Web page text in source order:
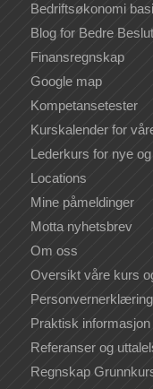
Bedriftsøkonomi
Blog for Bedre
Finansregnskap
Google map
Kompetansetester
Kurskalender for
Lederkurs for nye
Locations
Mine påmeldinger
Motta nyhetsbrev
Om oss
Oversikt våre kurs
Personvernerklæring
Praktisk informasjon
Referanser og
Regnskap